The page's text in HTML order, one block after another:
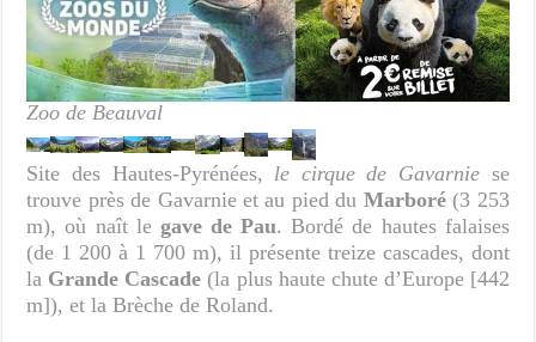
Zoo de Beauval
Site des Hautes-Pyrénées, le cirque de Gavarnie se
trouve près de Gavarnie et au pied du Marboré(3 253
m), où naît legave de Pau. Bordé de hautes falaises
(de 1 200 à 1 700 m), il présente treize cascades, dont
la Grande Cascade (la plus haute chute d’Europe [442
m]), et la Brèche de Roland.